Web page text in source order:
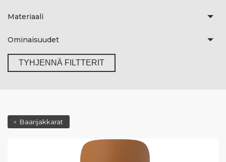
Materiaali
Ominaisuudet
TYHJENNÄ FILTTERIT
Baarijakkarat